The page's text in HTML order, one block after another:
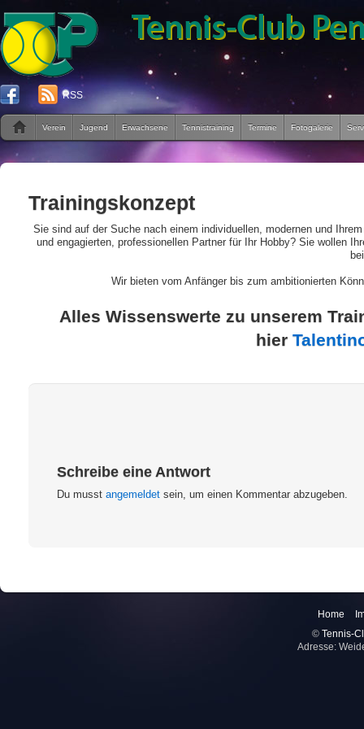
RSS
Verein Jugend Erwachsene Tennistraining Termine Fotogalerie
Trainingskonzept
Sie sind auf der Suche nach einem individuellen, modernen und
und engagierten, professionellen Partner für Ihr Hobby? Sie wollen
Wir bieten vom Anfänger bis zum ambitionierten
Alles Wissenswerte zu unserem
hier
Schreibe eine Antwort
Du musstangemeldet sein, um einen Kommentar abzugeben.
Home
© Tennis-
Adresse: